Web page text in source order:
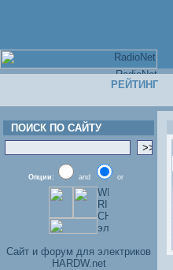
РЕЙТИНГ
ПОИСК ПО САЙТУ
Опции: and or
Cайт и форум для электриков
HARDW.net